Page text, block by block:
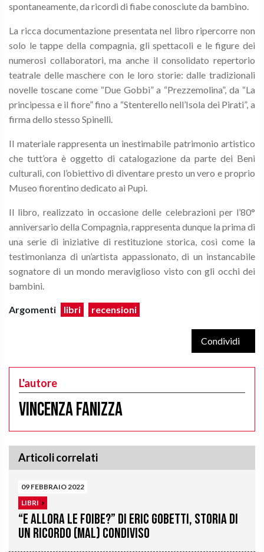
spontaneamente, da ricordi di fiabe conosciute da bambino.
La ricca documentazione presentata nel libro ripercorre non
solo le tappe della compagnia, gli spettacoli e le figure dei
numerosi collaboratori, ma anche il consolidato repertorio
teatrale delle maschere con le loro storie: dalle tradizionali
novelle toscane come “Due Gobbi” a “Prezzemolina”, da “La
principessa e il fiore” fino a “Stenterello nell’Isola dei Pirati”, a
firma dello stesso Spinelli.
Il materiale rappresenta un inestimabile patrimonio artistico
che tutt’ora è oggetto di catalogazione da parte dei Beni
culturali, con l’obiettivo di diventare presto un vero e proprio
Museo fiorentino dedicato ai Pupi.
Il libro, realizzato in occasione delle celebrazioni per l’80°
anniversario della Compagnia, rappresenta dunque la prima di
una serie di iniziative di restituzione storica, così come la
testimonianza di un’artista appassionato, di un instancabile
sognatore di un mondo meraviglioso visto con gli occhi dei
bambini.
Argomenti libri recensioni
Condividi
L'autore
Vincenza Fanizza
Articoli correlati
09 FEBBRAIO 2022
LIBRI
“E allora le foibe?” di Eric Gobetti, storia di
un ricordo (mal) condiviso